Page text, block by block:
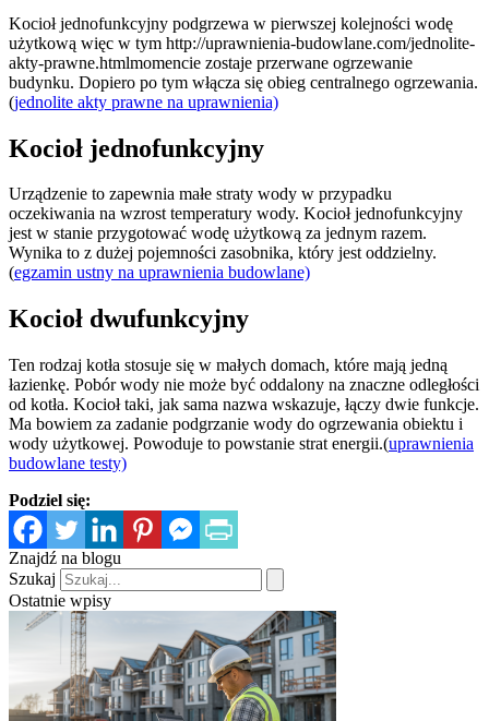
Kocioł jednofunkcyjny podgrzewa w pierwszej kolejności wodę
użytkową więc w tym http://uprawnienia-budowlane.com/jednolite-
akty-prawne.htmlmomencie zostaje przerwane ogrzewanie
budynku. Dopiero po tym włącza się obieg centralnego ogrzewania.
(jednolite akty prawne na uprawnienia)
Kocioł jednofunkcyjny
Urządzenie to zapewnia małe straty wody w przypadku
oczekiwania na wzrost temperatury wody. Kocioł jednofunkcyjny
jest w stanie przygotować wodę użytkową za jednym razem.
Wynika to z dużej pojemności zasobnika, który jest oddzielny.
(egzamin ustny na uprawnienia budowlane)
Kocioł dwufunkcyjny
Ten rodzaj kotła stosuje się w małych domach, które mają jedną
łazienkę. Pobór wody nie może być oddalony na znaczne odległości
od kotła. Kocioł taki, jak sama nazwa wskazuje, łączy dwie funkcje.
Ma bowiem za zadanie podgrzanie wody do ogrzewania obiektu i
wody użytkowej. Powoduje to powstanie strat energii.(uprawnienia
budowlane testy)
Podziel się:
Znajdź na blogu
Szukaj
Ostatnie wpisy